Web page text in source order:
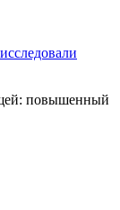
повышенный